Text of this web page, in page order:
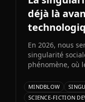
déjà là
En 2026, nous
singularité
phénomène, où
artificielles,
technologique
MINDBLOW
SCIENCE-FICTION